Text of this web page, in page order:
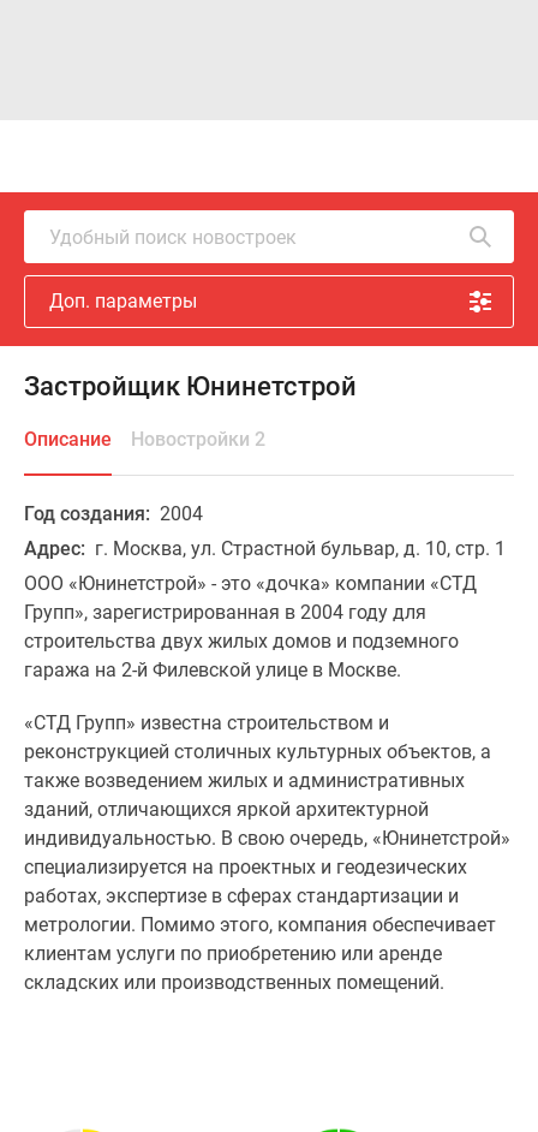
Удобный поиск новостроек
Доп. параметры
Застройщик Юнинетстрой
Описание Новостройки 2
Год создания: 2004
Адрес: г. Москва, ул. Страстной бульвар, д. 10, стр. 1
ООО «Юнинетстрой» - это «дочка» компании «СТД
Групп», зарегистрированная в 2004 году для
строительства двух жилых домов и подземного
гаража на 2-й Филевской улице в Москве.
«СТД Групп» известна строительством и
реконструкцией столичных культурных объектов, а
также возведением жилых и административных
зданий, отличающихся яркой архитектурной
индивидуальностью. В свою очередь, «Юнинетстрой»
специализируется на проектных и геодезических
работах, экспертизе в сферах стандартизации и
метрологии. Помимо этого, компания обеспечивает
клиентам услуги по приобретению или аренде
складских или производственных помещений.